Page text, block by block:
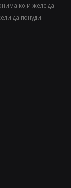
који желе да
да понуди.